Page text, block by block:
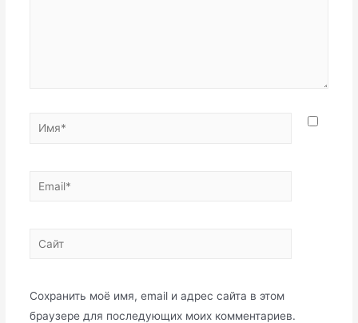
Имя*
Email*
Сайт
Сохранить моё имя, email и адрес сайта в этом
браузере для последующих моих комментариев.